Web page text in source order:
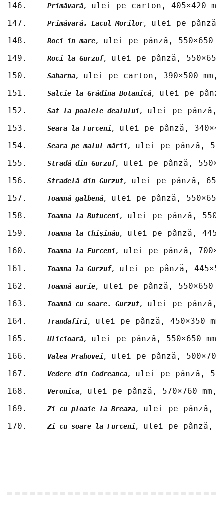
Primăvară, ulei pe carton, 405×420
Primăvară. Lacul Morilor, ulei pe pânză,
Roci în mare, ulei pe pânză, 550×650
Roci la Gurzuf, ulei pe pânză,
Saharna, ulei pe carton, 390×500 mm,
Salcie la Grădina Botanică, ulei pe
Sat la poalele dealului, ulei pe pânză,
Seara la Furceni, ulei pe pânză,
Seara pe malul mării, ulei pe pânză,
Stradă din Gurzuf, ulei pe pânză,
Stradelă din Gurzuf, ulei pe pânză,
Toamnă galbenă, ulei pe pânză,
Toamna la Butuceni, ulei pe pânză,
Toamna la Chişinău, ulei pe pânză,
Toamna la Furceni, ulei pe pânză,
Toamna la Gurzuf, ulei pe pânză,
Toamnă aurie, ulei pe pânză, 550×650
Toamnă cu soare. Gurzuf, ulei pe pânză,
Trandafiri, ulei pe pânză, 450×350
Ulicioară, ulei pe pânză, 550×650
Valea Prahovei, ulei pe pânză,
Vedere din Codreanca, ulei pe pânză,
Veronica, ulei pe pânză, 570×760 mm,
169. Zi cu ploaie la Breaza, ulei pe pânză,
170. Zi cu soare la Furceni, ulei pe pânză,